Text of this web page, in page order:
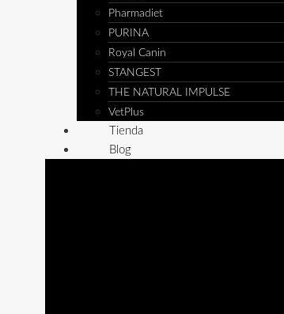
Pharmadiet
PURINA
Royal Canin
STANGEST
THE NATURAL IMPULSE
VetPlus
Tienda
Blog